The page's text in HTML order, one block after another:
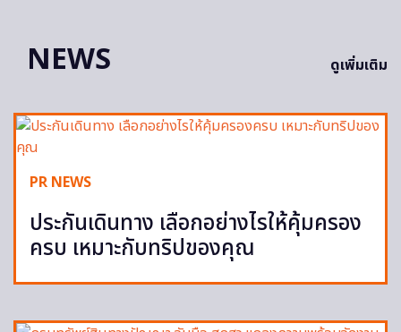
NEWS
ดูเพิ่มเติม
PR NEWS
ประกันเดินทาง เลือกอย่างไรให้คุ้มครอง
ครบ เหมาะกับทริปของคุณ